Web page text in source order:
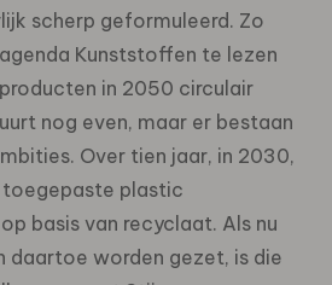
scherp geformuleerd. Zo
Kunststoffen te lezen
in 2050 circulair
nog even, maar er bestaan
Over tien jaar, in 2030,
toegepaste plastic
basis van recyclaat. Als nu
daartoe worden gezet, is die